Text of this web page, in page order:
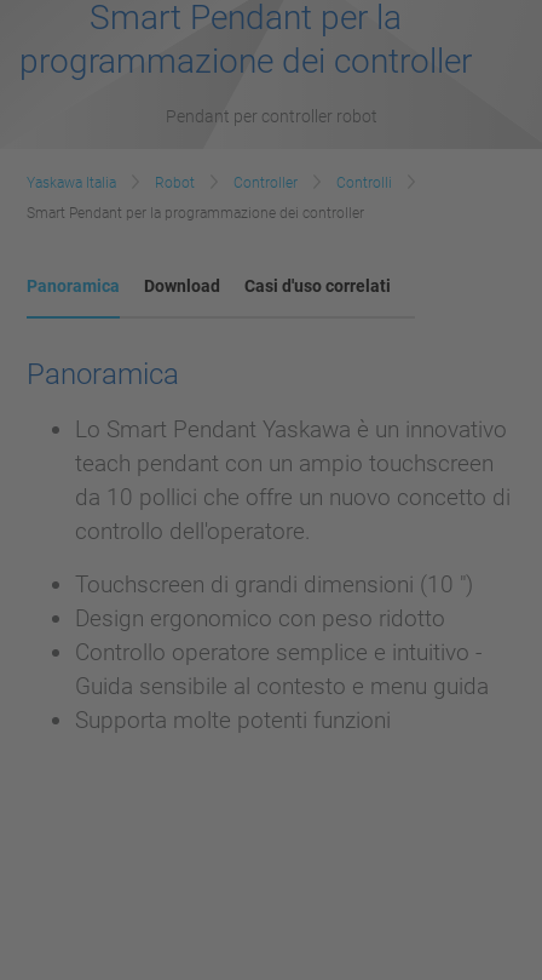
Smart Pendant per la
programmazione dei controller
Pendant per controller robot
Yaskawa Italia Robot Controller
Controlli
Smart Pendant per la programmazione dei controller
Panoramica Download Casi d'uso correlati
Panoramica
Lo Smart Pendant Yaskawa è un innovativo
teach pendant con un ampio touchscreen
da 10 pollici che offre un nuovo concetto di
controllo dell'operatore.
Touchscreen di grandi dimensioni (10 ")
Design ergonomico con peso ridotto
Controllo operatore semplice e intuitivo -
Guida sensibile al contesto e menu guida
Supporta molte potenti funzioni